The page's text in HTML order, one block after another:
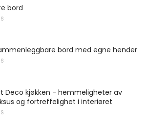
bord
bord med egne hender
Deco kjøkken - hemmeligheter av
og fortreffelighet i interiøret